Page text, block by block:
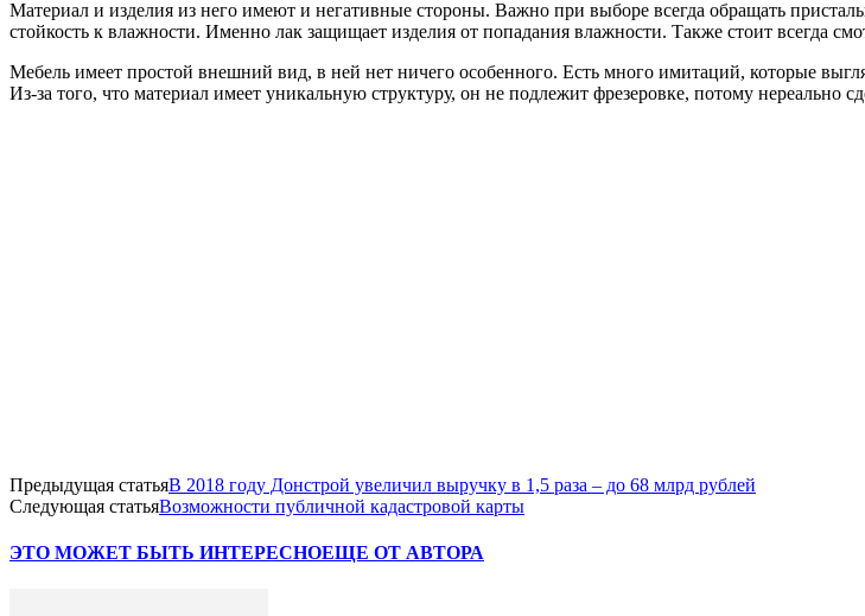
Материал и изделия из него имеют и негативные стороны. Важно при выборе всегда обращать
стойкость к влажности. Именно лак защищает изделия от попадания влажности. Также стоит всегда
Мебель имеет простой внешний вид, в ней нет ничего особенного. Есть много имитаций, которые
Из-за того, что материал имеет уникальную структуру, он не подлежит фрезеровке, потому нереально
Предыдущая статьяВ 2018 году Донстрой увеличил выручку в 1,5 раза – до 68 млрд рублей
Следующая статьяВозможности публичной кадастровой карты
ЭТО МОЖЕТ БЫТЬ ИНТЕРЕСНОЕЩЕ ОТ АВТОРА